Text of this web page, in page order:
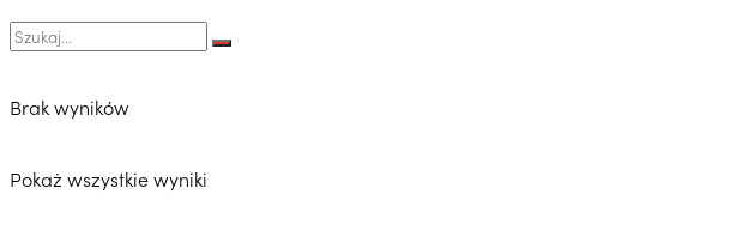
Brak wyników
Pokaż wszystkie wyniki